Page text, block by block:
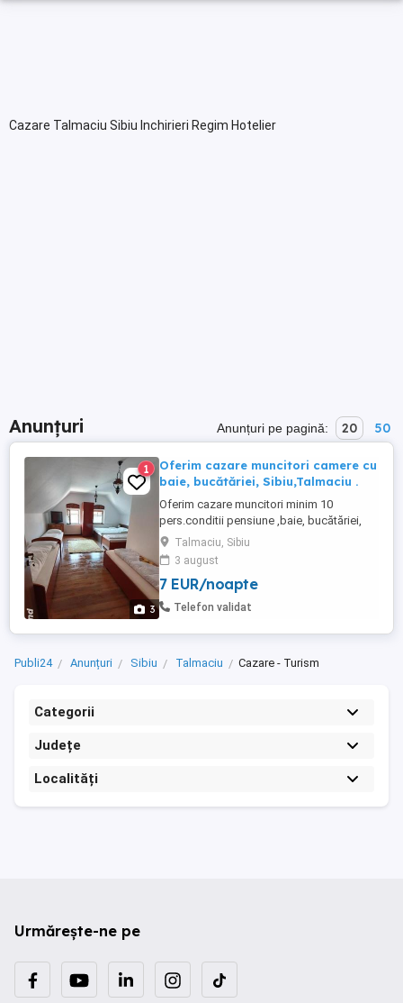
Cazare Talmaciu Sibiu Inchirieri Regim Hotelier
Anunțuri Anunțuri pe pagină: 20 50
3
1
Oferim cazare muncitori camere cu
baie, bucătăriei, Sibiu,Talmaciu .
Oferim cazare muncitori minim 10
pers.conditii pensiune ,baie, bucătăriei,
led,internet în Sibiu șiTalmaciu autostradă
35 lei pers.
Talmaciu, Sibiu
3 august
7 EUR/noapte
Telefon validat
Publi24 Anunțuri Sibiu Talmaciu Cazare - Turism
Categorii
Județe
Localități
Urmărește-ne pe